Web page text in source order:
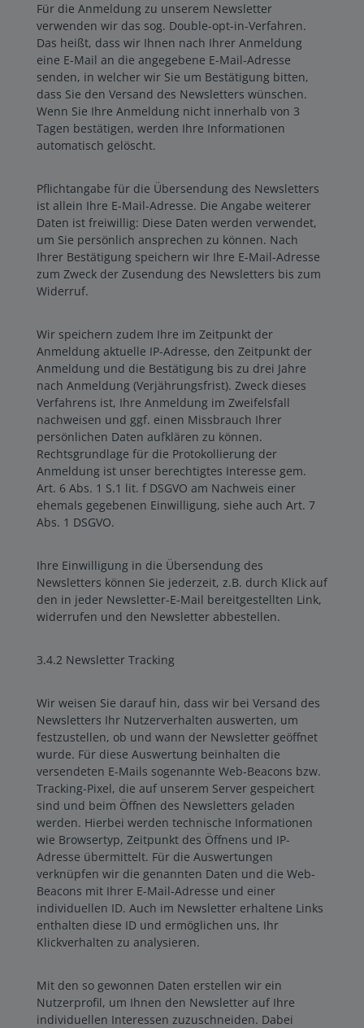
Für die Anmeldung zu unserem Newsletter
verwenden wir das sog. Double-opt-in-Verfahren.
Das heißt, dass wir Ihnen nach Ihrer Anmeldung
eine E-Mail an die angegebene E-Mail-Adresse
senden, in welcher wir Sie um Bestätigung bitten,
dass Sie den Versand des Newsletters wünschen.
Wenn Sie Ihre Anmeldung nicht innerhalb von 3
Tagen bestätigen, werden Ihre Informationen
automatisch gelöscht.
Pflichtangabe für die Übersendung des Newsletters
ist allein Ihre E-Mail-Adresse. Die Angabe weiterer
Daten ist freiwillig: Diese Daten werden verwendet,
um Sie persönlich ansprechen zu können. Nach
Ihrer Bestätigung speichern wir Ihre E-Mail-Adresse
zum Zweck der Zusendung des Newsletters bis zum
Widerruf.
Wir speichern zudem Ihre im Zeitpunkt der
Anmeldung aktuelle IP-Adresse, den Zeitpunkt der
Anmeldung und die Bestätigung bis zu drei Jahre
nach Anmeldung (Verjährungsfrist). Zweck dieses
Verfahrens ist, Ihre Anmeldung im Zweifelsfall
nachweisen und ggf. einen Missbrauch Ihrer
persönlichen Daten aufklären zu können.
Rechtsgrundlage für die Protokollierung der
Anmeldung ist unser berechtigtes Interesse gem.
Art. 6 Abs. 1 S.1 lit. f DSGVO am Nachweis einer
ehemals gegebenen Einwilligung, siehe auch Art. 7
Abs. 1 DSGVO.
Ihre Einwilligung in die Übersendung des
Newsletters können Sie jederzeit, z.B. durch Klick auf
den in jeder Newsletter-E-Mail bereitgestellten Link,
widerrufen und den Newsletter abbestellen.
3.4.2 Newsletter Tracking
Wir weisen Sie darauf hin, dass wir bei Versand des
Newsletters Ihr Nutzerverhalten auswerten, um
festzustellen, ob und wann der Newsletter geöffnet
wurde. Für diese Auswertung beinhalten die
versendeten E-Mails sogenannte Web-Beacons bzw.
Tracking-Pixel, die auf unserem Server gespeichert
sind und beim Öffnen des Newsletters geladen
werden. Hierbei werden technische Informationen
wie Browsertyp, Zeitpunkt des Öffnens und IP-
Adresse übermittelt. Für die Auswertungen
verknüpfen wir die genannten Daten und die Web-
Beacons mit Ihrer E-Mail-Adresse und einer
individuellen ID. Auch im Newsletter erhaltene Links
enthalten diese ID und ermöglichen uns, Ihr
Klickverhalten zu analysieren.
Mit den so gewonnen Daten erstellen wir ein
Nutzerprofil, um Ihnen den Newsletter auf Ihre
individuellen Interessen zuzuschneiden. Dabei